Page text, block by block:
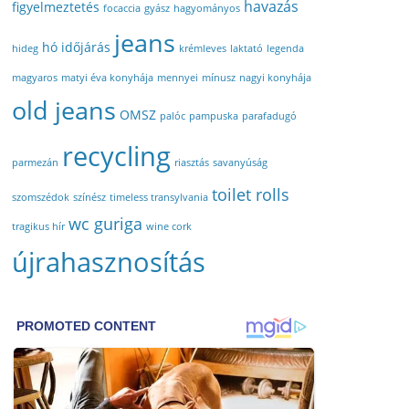
figyelmeztetés focaccia gyász hagyományos havazás
hideg hó időjárás jeans krémleves laktató legenda
magyaros matyi éva konyhája mennyei mínusz nagyi konyhája
old jeans OMSZ palóc pampuska parafadugó
parmezán recycling riasztás savanyúság
szomszédok színész timeless transylvania toilet rolls
tragikus hír wc guriga wine cork
újrahasznosítás